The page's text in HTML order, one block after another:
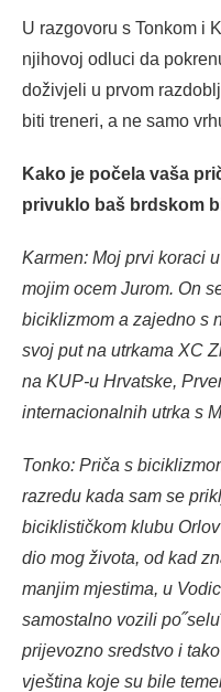
U razgovoru s Tonkom i
njihovoj odluci da
doživjeli u prvom
biti treneri, a ne samo
Kako je počela vaša
privuklo baš brdskom
Karmen: Moj prvi koraci
mojim ocem Jurom. On
biciklizmom a zajedno s
svoj put na utrkama XC
na KUP-u Hrvatske,
internacionalnih utrka s
Tonko: Priča s
razredu kada sam se
biciklističkom klubu
dio mog života, od kad
manjim mjestima, u
samostalno vozili
prijevozno sredstvo i
vještina koje su bile